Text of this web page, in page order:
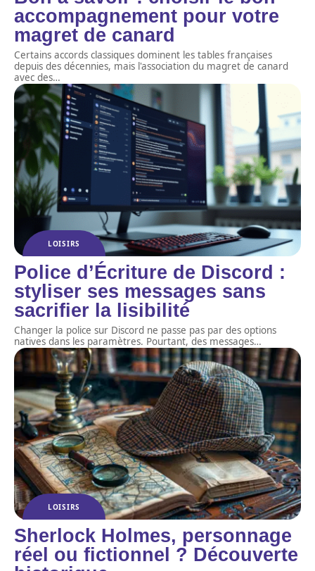
accompagnement pour votre
magret de canard
Certains accords classiques dominent les tables françaises
depuis des décennies, mais l'association du magret de canard
avec des…
LOISIRS
Police d’Écriture de Discord :
styliser ses messages sans
sacrifier la lisibilité
Changer la police sur Discord ne passe pas par des options
natives dans les paramètres. Pourtant, des messages…
LOISIRS
Sherlock Holmes, personnage
réel ou fictionnel ? Découverte